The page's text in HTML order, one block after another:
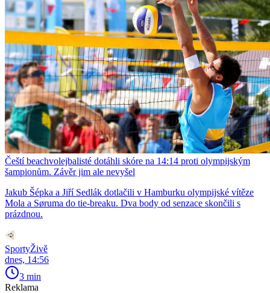
Čeští beachvolejbalisté dotáhli skóre na 14:14 proti olympijským
šampionům. Závěr jim ale nevyšel
Jakub Šépka a Jiří Sedlák dotlačili v Hamburku olympijské vítěze
Mola a Søruma do tie-breaku. Dva body od senzace skončili s
prázdnou.
SportyŽivě
dnes, 14:56
3 min
Reklama